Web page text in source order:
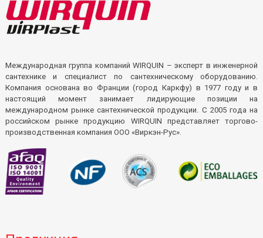
Международная группа компаний WIRQUIN – эксперт в инженерной
сантехнике и специалист по сантехническому оборудованию.
Компания основана во Франции (город Каркфу) в 1977 году и в
настоящий момент занимает лидирующие позиции на
международном рынке сантехнической продукции. С 2005 года на
российском рынке продукцию WIRQUIN представляет торгово-
производственная компания ООО «Виркэн-Рус».